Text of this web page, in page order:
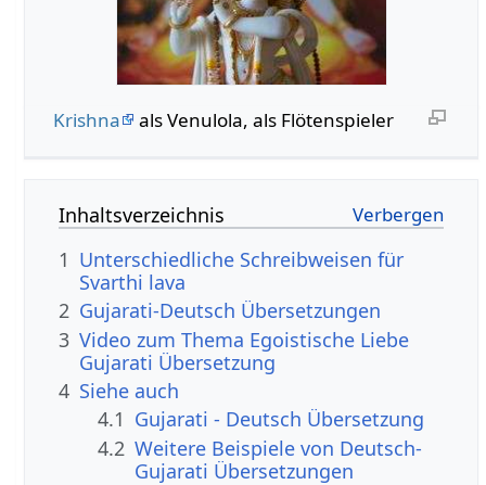
Krishna als Venulola, als Flötenspieler
Inhaltsverzeichnis
1 Unterschiedliche Schreibweisen für
Svarthi lava
2 Gujarati-Deutsch Übersetzungen
3 Video zum Thema Egoistische Liebe
Gujarati Übersetzung
4 Siehe auch
4.1 Gujarati - Deutsch Übersetzung
4.2 Weitere Beispiele von Deutsch-
Gujarati Übersetzungen